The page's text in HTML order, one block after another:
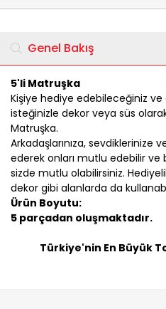
Genel Bakış
5'li Matruşka
Kişiye hediye edebileceğiniz ve
isteğinizle dekor veya süs
Matruşka.
Arkadaşlarınıza, sevdiklerinize
ederek onları mutlu edebilir
sizde mutlu olabilirsiniz.
dekor gibi alanlarda da
Ürün Boyutu:
5 parçadan oluşmaktadır.
Türkiye'nin En Büyük